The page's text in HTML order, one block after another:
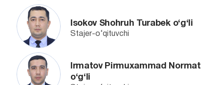
Isokov Shohruh Turabek o‘g‘li
Stajer-o‘qituvchi
Irmatov Pirmuxammad Normat
o‘g‘li